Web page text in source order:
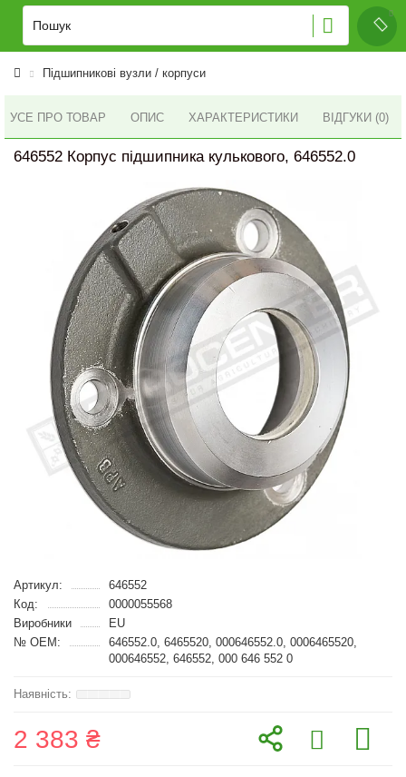
Підшипникові вузли / корпуси
УСЕ ПРО ТОВАР ОПИС ХАРАКТЕРИСТИКИ ВІДГУКИ (0)
646552 Корпус підшипника кулькового, 646552.0
Артикул:
646552
Код:
0000055568
Виробники
EU
№ OEM:
646552.0, 6465520, 000646552.0, 0006465520,
000646552, 646552, 000 646 552 0
2 383 ₴